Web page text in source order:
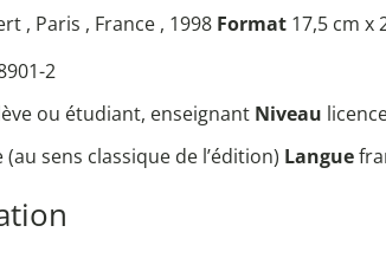
, Paris , France , 1998 Format 17,5 cm x
2
ou étudiant, enseignant Niveau
(au sens classique de l’édition) Langue